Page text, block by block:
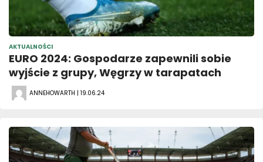
AKTUALNOŚCI
EURO 2024: Gospodarze zapewnili sobie
wyjście z grupy, Węgrzy w tarapatach
ANNEHOWARTH | 19.06.24